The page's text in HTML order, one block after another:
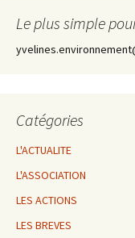
Le plus simple
Catégories
L'ACTUALITE
L'ASSOCIATION
LES ACTIONS
LES BREVES